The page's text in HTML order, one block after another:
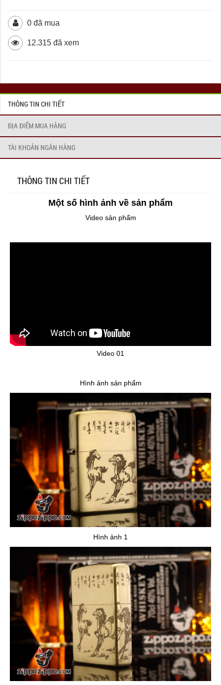
0 đã mua
12.315 đã xem
THÔNG TIN CHI TIẾT
ĐỊA ĐIỂM MUA HÀNG
TÀI KHOẢN NGÂN HÀNG
THÔNG TIN CHI TIẾT
Một số hình ảnh về sản phẩm
Video sản phẩm
Video 01
Hình ảnh sản phẩm
Hình ảnh 1